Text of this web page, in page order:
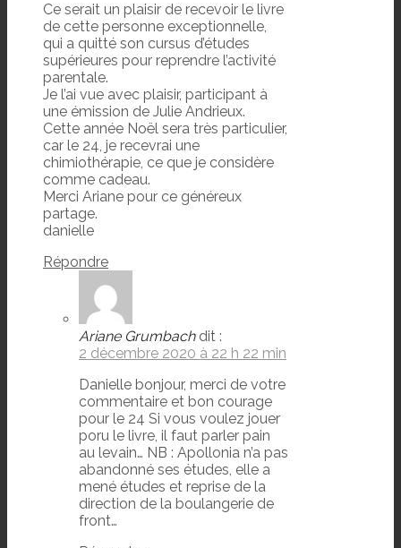
Ce serait un plaisir de recevoir le livre
de cette personne exceptionnelle,
qui a quitté son cursus d’études
supérieures pour reprendre l’activité
parentale.
Je l’ai vue avec plaisir, participant à
une émission de Julie Andrieux.
Cette année Noël sera très particulier,
car le 24, je recevrai une
chimiothérapie, ce que je considère
comme cadeau.
Merci Ariane pour ce généreux
partage.
danielle
Répondre
Ariane Grumbach dit :
2 décembre 2020 à 22 h 22 min
Danielle bonjour, merci de votre
commentaire et bon courage
pour le 24 Si vous voulez jouer
poru le livre, il faut parler pain
au levain… NB : Apollonia n’a pas
abandonné ses études, elle a
mené études et reprise de la
direction de la boulangerie de
front…